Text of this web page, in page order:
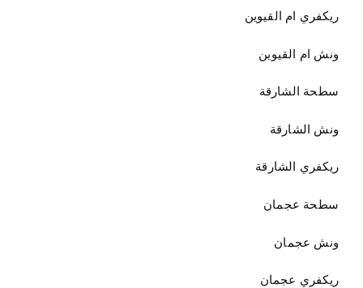
ريكفري ام القيوين
ونش ام القيوين
سطحة الشارقة
ونش الشارقة
ريكفري الشارقة
سطحة عجمان
ونش عجمان
ريكفري عجمان